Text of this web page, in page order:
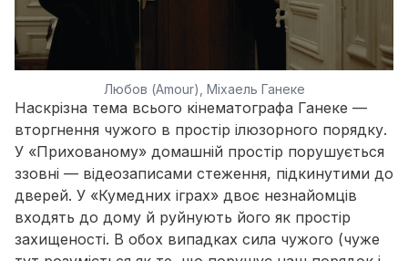
Любов (Amour), Міхаель Ганеке
Наскрізна тема всього кінематографа Ганеке —
вторгнення чужого в простір ілюзорного порядку.
У «Прихованому» домашній простір порушується
ззовні — відеозаписами стеження, підкинутими до
дверей. У «Кумедних іграх» двоє незнайомців
входять до дому й руйнують його як простір
захищеності. В обох випадках сила чужого (чуже